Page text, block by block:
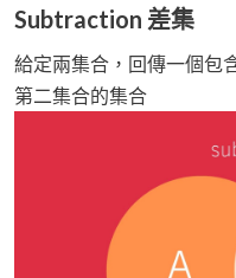
Subtraction 差集
給定兩集合，回傳一個包
第二集合的集合